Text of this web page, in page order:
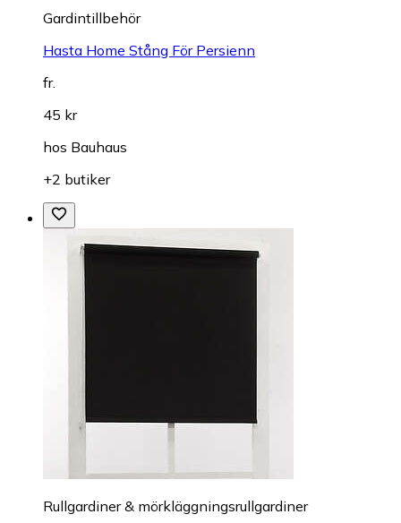
Gardintillbehör
Hasta Home Stång För Persienn
fr.
45 kr
hos Bauhaus
+2 butiker
Rullgardiner & mörkläggningsrullgardiner